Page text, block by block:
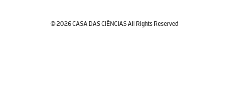
© 2026 CASA DAS CIÊNCIAS All Rights Reserved